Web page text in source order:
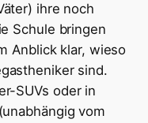
ihre noch
Schule bringen
Anblick klar, wieso
sind.
SUVs oder in
vom